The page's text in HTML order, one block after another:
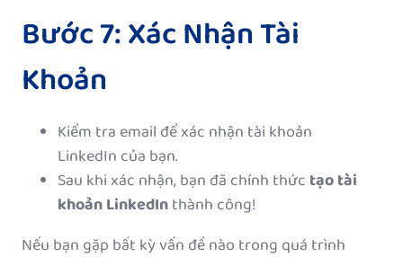
Bước 7: Xác Nhận Tài
Khoản
Kiểm tra email để xác nhận tài khoản
LinkedIn của bạn.
Sau khi xác nhận, bạn đã chính thức tạo tài
khoản LinkedInthành công!
Nếu bạn gặp bất kỳ vấn đề nào trong quá trình